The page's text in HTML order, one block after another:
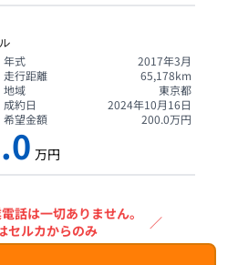
年式
2017年3月
走行距離
65,178km
地域
東京都
成約日
2024年10月16日
希望金額
200.0万円
万円
話は一切ありません。
セルカからのみ
／